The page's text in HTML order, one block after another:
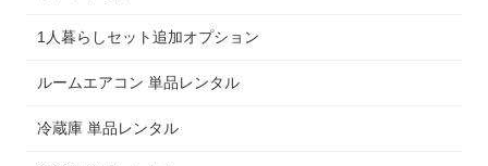
1人暮らしセット追加オプション
ルームエアコン 単品レンタル
冷蔵庫 単品レンタル